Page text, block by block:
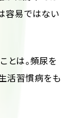
容易ではない
とは。頻尿を
活習慣病をも